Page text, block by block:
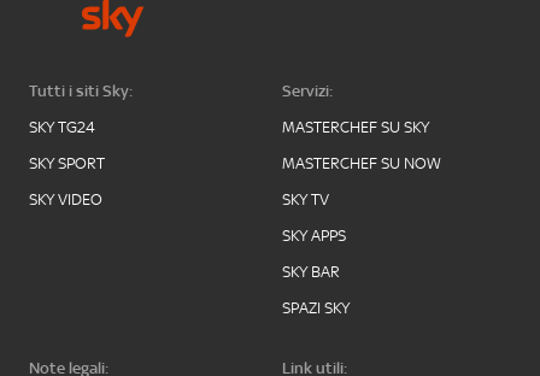
Tutti i siti Sky:
SKY TG24
SKY SPORT
SKY VIDEO
Servizi:
MASTERCHEF SU SKY
MASTERCHEF SU NOW
SKY TV
SKY APPS
SKY BAR
SPAZI SKY
Note legali:
Link utili: